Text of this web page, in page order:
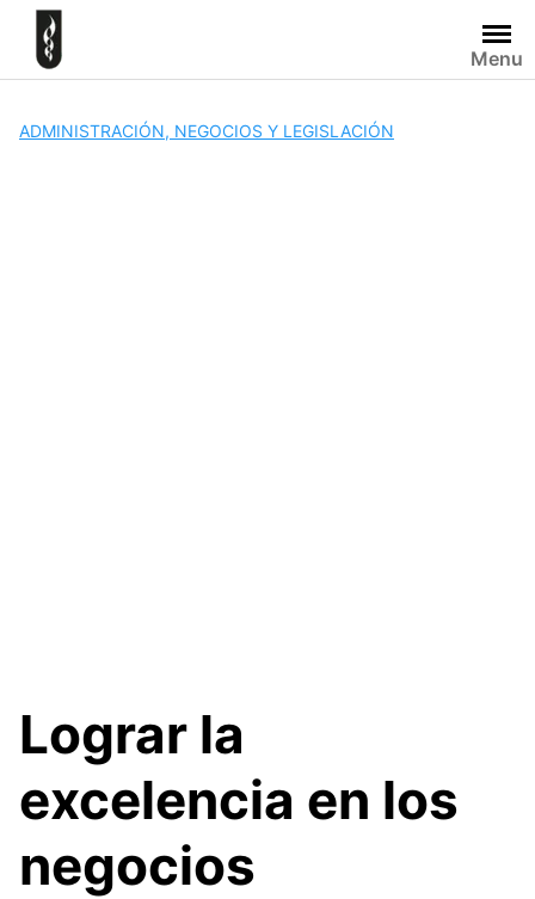
Skip
content
Menu
ADMINISTRACIÓN, NEGOCIOS Y LEGISLACIÓN
Lograr la
excelencia en los
negocios